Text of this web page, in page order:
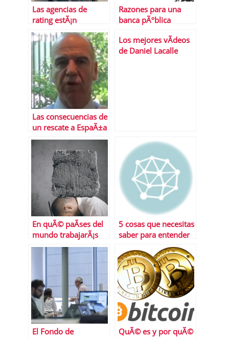
Las agencias de
rating estÃ¡n
retrasando la salida
de la crisis
Razones para una
banca pÃºblica
Las consecuencias de
un rescate a EspaÃ±a
Los mejores vÃ­deos
de Daniel Lacalle
En quÃ© paÃ­ses del
mundo trabajarÃ¡s
mÃ¡s y en cuÃ¡les
tendrÃ¡s mÃ¡s tiempo
5 cosas que necesitas
saber para entender
la devaluaciÃ³n de
moneda en China
El Fondo de
QuÃ© es y por quÃ©